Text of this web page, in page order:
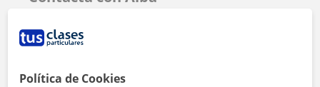
Tarifa
Política de Cookies